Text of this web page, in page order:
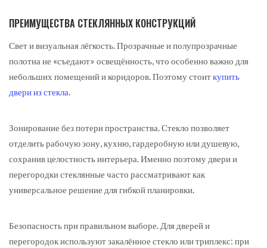
ПРЕИМУЩЕСТВА СТЕКЛЯННЫХ КОНСТРУКЦИЙ
Свет и визуальная лёгкость. Прозрачные и полупрозрачные
полотна не «съедают» освещённость, что особенно важно для
небольших помещений и коридоров. Поэтому стоиткупить
двери из стекла.
Зонирование без потери пространства. Стекло позволяет
отделить рабочую зону, кухню, гардеробную или душевую,
сохранив целостность интерьера. Именно поэтому двери и
перегородки стеклянные часто рассматривают как
универсальное решение для гибкой планировки.
Безопасность при правильном выборе. Для дверей и
перегородок используют закалённое стекло или триплекс: при